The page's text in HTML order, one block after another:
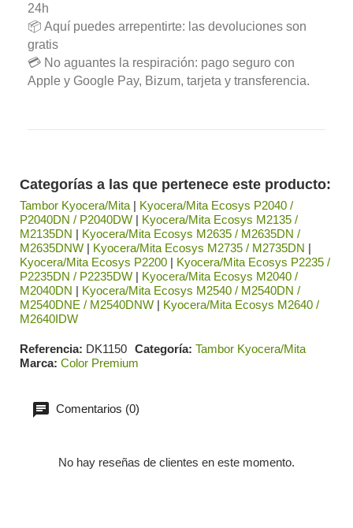
24h
📦 Aquí puedes arrepentirte: las devoluciones son
gratis
💳 No aguantes la respiración: pago seguro con
Apple y Google Pay, Bizum, tarjeta y transferencia.
Categorías a las que pertenece este producto:
Tambor Kyocera/Mita | Kyocera/Mita Ecosys P2040 /
P2040DN / P2040DW | Kyocera/Mita Ecosys M2135 /
M2135DN | Kyocera/Mita Ecosys M2635 / M2635DN /
M2635DNW | Kyocera/Mita Ecosys M2735 / M2735DN |
Kyocera/Mita Ecosys P2200 | Kyocera/Mita Ecosys P2235 /
P2235DN / P2235DW | Kyocera/Mita Ecosys M2040 /
M2040DN | Kyocera/Mita Ecosys M2540 / M2540DN /
M2540DNE / M2540DNW | Kyocera/Mita Ecosys M2640 /
M2640IDW
Referencia DK1150 Categoría Tambor Kyocera/Mita
Marca Color Premium
Comentarios (0)
No hay reseñas de clientes en este momento.